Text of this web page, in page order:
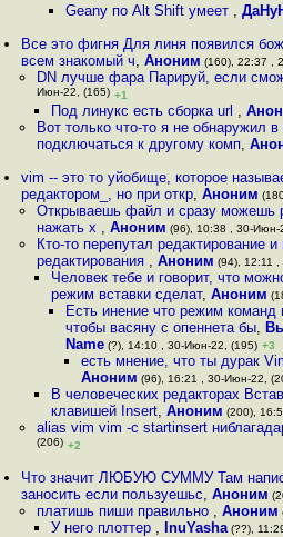
Geany по Alt Shift умеет ,
Все это фигня Для линя появился
всем знакомый ч,Аноним (160), 22:37 ,
DN лучше фара Парируй, если
Июн-22, (165) +1
Под линукс есть сборка url ,
Вот только что-то я не обнаружил
подключаться к другому комп,
vim -- это то уйобище, которое
редактором_, но при откр,Аноним
Открываешь файл и сразу можешь
нажать x , Аноним (96), 10:38 , 30-Июн-
Кто-то перепутал редактирование
редактирования , Аноним (94), 12:11
Человек тебе и говорит, что
режим вставки сделат, Аноним
Есть инение что режим
чтобы васяну с опеннета бы,
Name (?), 14:10 , 30-Июн-22, (195) +3
есть мнение, что ты дурак
Аноним (96), 16:21 , 30-Июн-22,
В человеческих редакторах
клавишей Insert, Аноним (200),
alias vim vim -c startinsert
(206) +2
Что значит ЛЮБУЮ СУММУ Там
заносить если пользуешьс,Аноним
платишь пиши правильно , Аноним
У него плоттер , InuYasha(??),